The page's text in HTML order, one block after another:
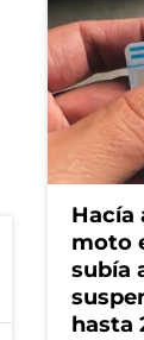
Hacía
moto
subía
hasta